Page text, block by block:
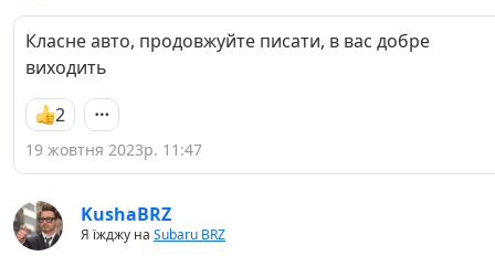
Класне авто, продовжуйте писати, в вас добре
виходить
2
19 жовтня 2023р. 11:47
KushaBRZ
Я їжджу на Subaru BRZ